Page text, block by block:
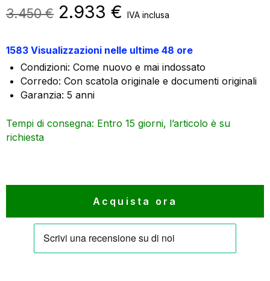
3.450€ Il
originale
era:
3.450 €.
2.933 € Il
attuale
è:
IVA inclusa
1583 Visualizzazioni nelle ultime 48 ore
Condizioni: Come nuovo e mai indossato
Corredo: Con scatola originale e documenti originali
Garanzia: 5 anni
Tempi di consegna: Entro 15 giorni, l’articolo è su
richiesta
Acquista ora